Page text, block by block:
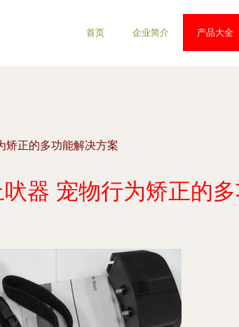
首页 企业简介 产品大全
矫正的多功能解决方案
器 宠物行为矫正的